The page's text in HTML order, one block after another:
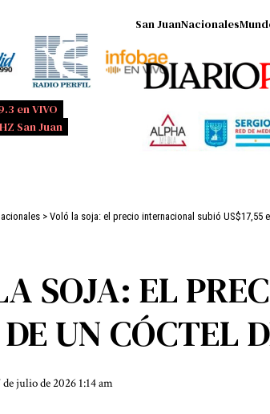
en VIVO
San Juan
San JuanNacionales
> Voló la soja: el precio internacional subió
SOJA: EL
UN CÓCTEL
julio de 2026 1:14 am